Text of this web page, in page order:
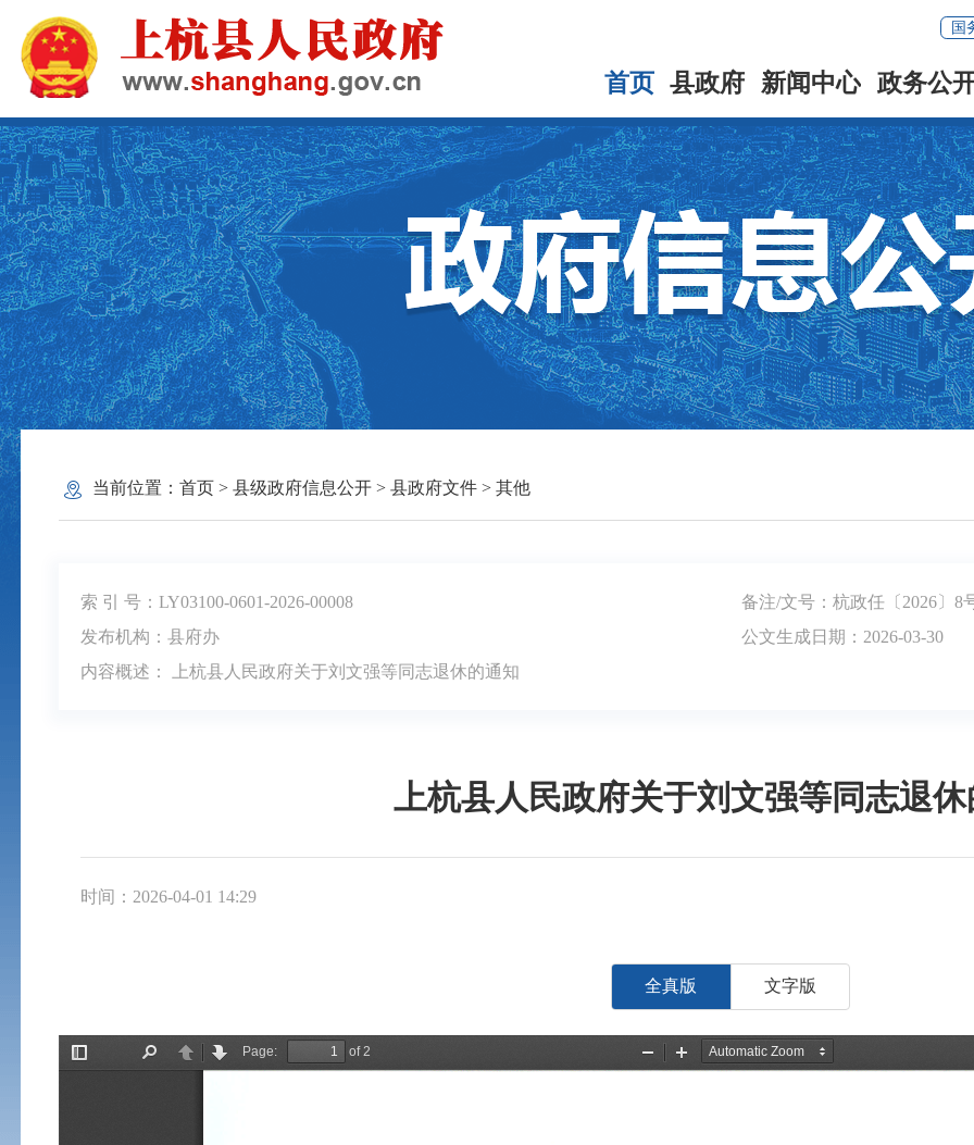
国
首页 县政府 新闻中心 政务公
当前位置： 首页> 县级政府信息公开> 县政府文件> 其他
索 引 号：LY03100-0601-2026-00008
备注/文号：杭政任〔2026〕8
发布机构：县府办
公文生成日期：2026-03-30
内容概述： 上杭县人民政府关于刘文强等同志退休的通知
上杭县人民政府关于刘文强等同志退
时间：2026-04-01 14:29
全真版 文字版